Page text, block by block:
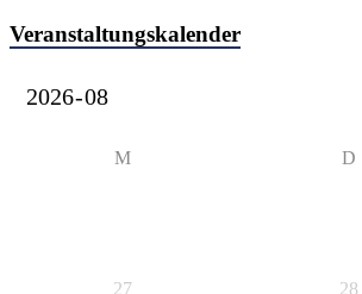
Veranstaltungskalender
M D
27 28